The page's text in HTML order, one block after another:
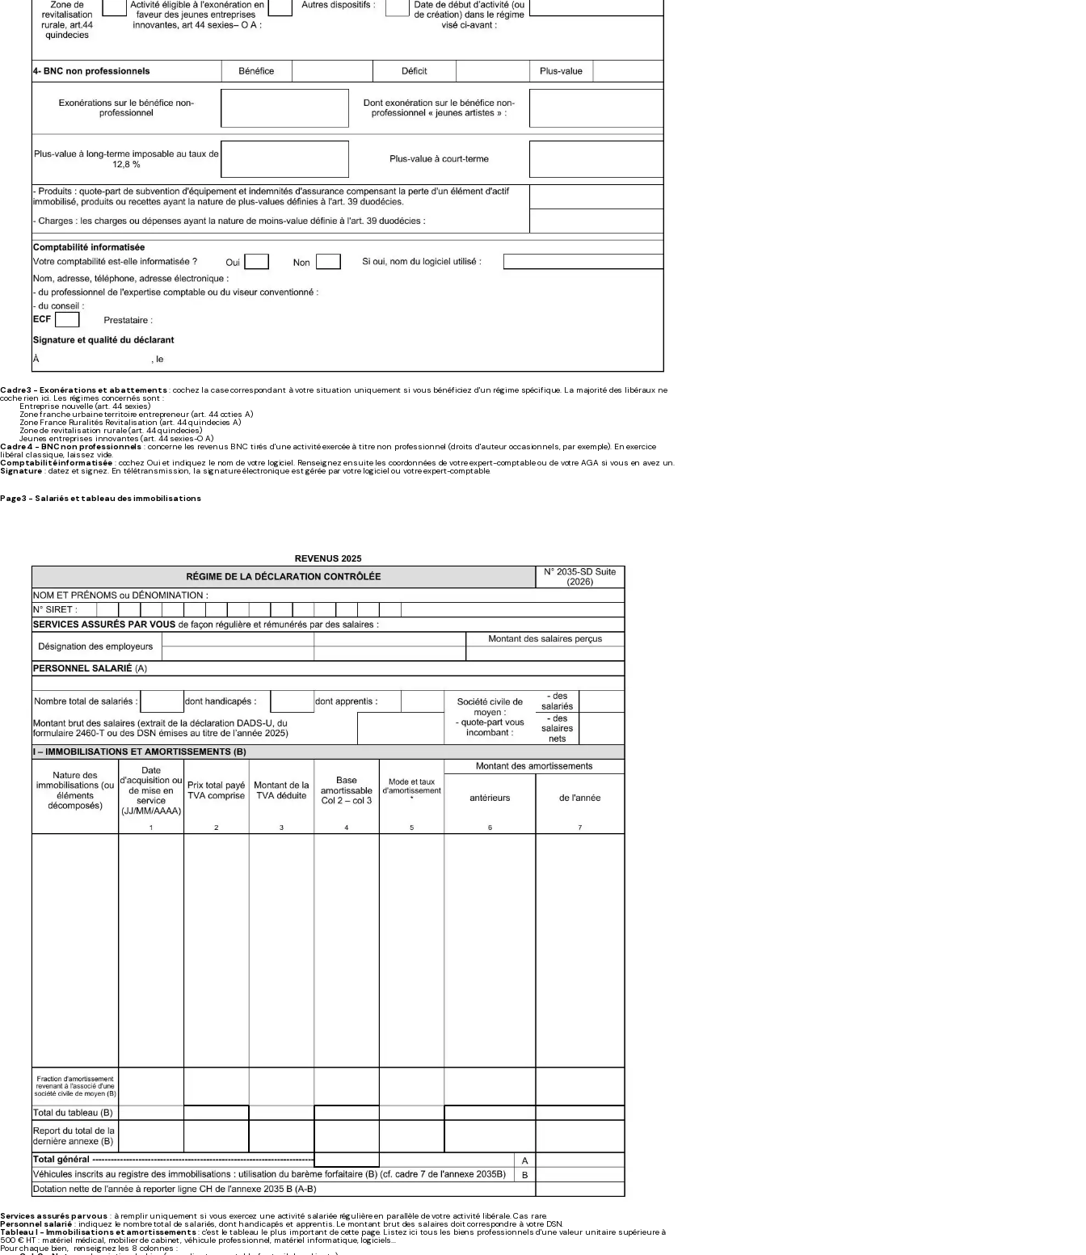
Cadre 3 - Exonérations et abattements: cochez la case correspondant à votre situation uniquement si vous bénéficiez d'un régime spécifique. La majorité des libéraux ne
coche rien ici. Les régimes concernés sont :
Entreprise nouvelle (art. 44 sexies)
Zone franche urbaine territoire entrepreneur (art. 44 octies A)
Zone France Ruralités Revitalisation (art. 44 quindecies A)
Zone de revitalisation rurale (art. 44 quindecies)
Jeunes entreprises innovantes (art. 44 sexies-O A)
Cadre 4 - BNC non professionnels: concerne les revenus BNC tirés d'une activité exercée à titre non professionnel (droits d'auteur occasionnels, par exemple). En exercice
libéral classique, laissez vide.
Comptabilité informatisée : cochez Oui et indiquez le nom de votre logiciel. Renseignez ensuite les coordonnées de votre expert-comptable ou de votre AGA si vous en avez un.
Signature: datez et signez. En télétransmission, la signature électronique est gérée par votre logiciel ou votre expert-comptable.
Page 3 - Salariés et tableau des immobilisations
Services assurés par vous : à remplir uniquement si vous exercez une activité salariée régulière en parallèle de votre activité libérale. Cas rare.
Personnel salarié: indiquez le nombre total de salariés, dont handicapés et apprentis. Le montant brut des salaires doit correspondre à votre DSN.
Tableau I - Immobilisations et amortissements: c'est le tableau le plus important de cette page. Listez ici tous les biens professionnels d'une valeur unitaire supérieure à
500 € HT : matériel médical, mobilier de cabinet, véhicule professionnel, matériel informatique, logiciels...
Pour chaque bien, renseignez les 8 colonnes :